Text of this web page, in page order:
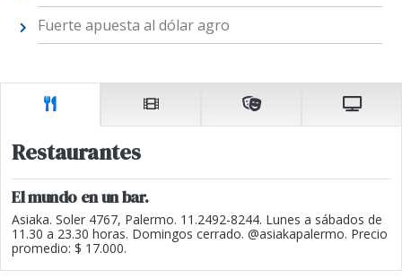
Fuerte apuesta al dólar agro
Restaurantes
El mundo en un bar.
Asiaka. Soler 4767, Palermo. 11.2492-8244. Lunes a sábados de
11.30 a 23.30 horas. Domingos cerrado. @asiakapalermo. Precio
promedio: $ 17.000.